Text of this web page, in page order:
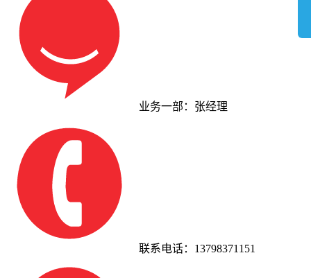
业务一部：张经理
联系电话：13798371151